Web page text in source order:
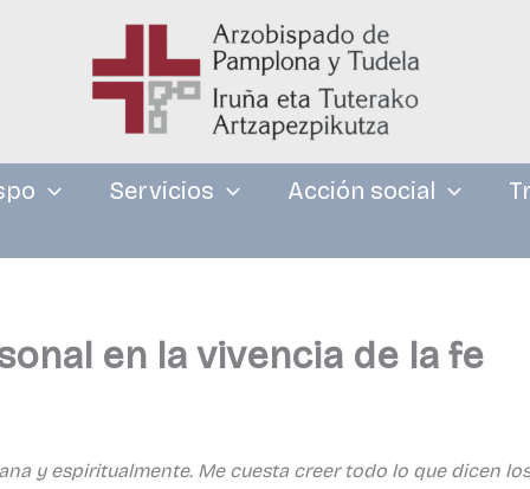
Servicios Acción social
en la vivencia de la fe
y espiritualmente. Me cuesta creer todo lo que dicen